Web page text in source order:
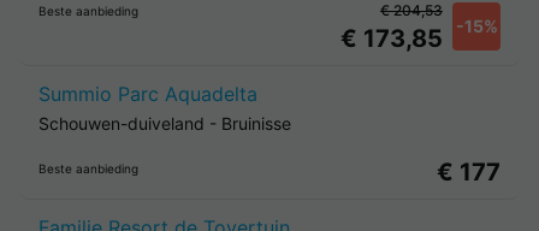
Beste aanbieding
€ 173,85 -15%
€ 204,53
Summio Parc Aquadelta
Schouwen-duiveland - Bruinisse
Beste aanbieding € 177